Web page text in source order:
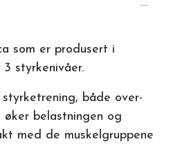
som er produsert i
styrkenivåer.
både over-
belastningen og
med de muskelgruppene